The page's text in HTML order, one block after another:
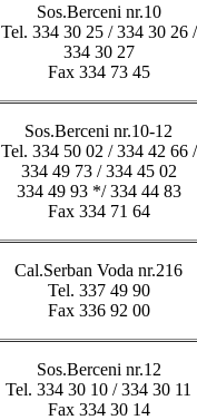
Sos.Berceni nr.10
Tel. 334 30 25 / 334 30 26 /
334 30 27
Fax 334 73 45
Sos.Berceni nr.10-12
Tel. 334 50 02 / 334 42 66 /
334 49 73 / 334 45 02
334 49 93 */ 334 44 83
Fax 334 71 64
Cal.Serban Voda nr.216
Tel. 337 49 90
Fax 336 92 00
Sos.Berceni nr.12
Tel. 334 30 10 / 334 30 11
Fax 334 30 14